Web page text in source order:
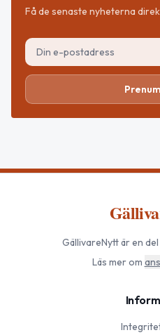
Få de senaste nyheterna
GällivareNyttär en
Läs mer om